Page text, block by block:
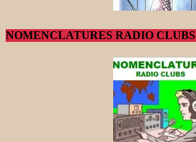
NOMENCLATURES RADIO CLUBS